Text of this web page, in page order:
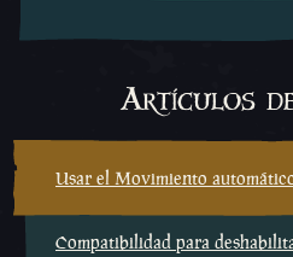
Artículos
Usar el Movimiento
Compatibilidad para